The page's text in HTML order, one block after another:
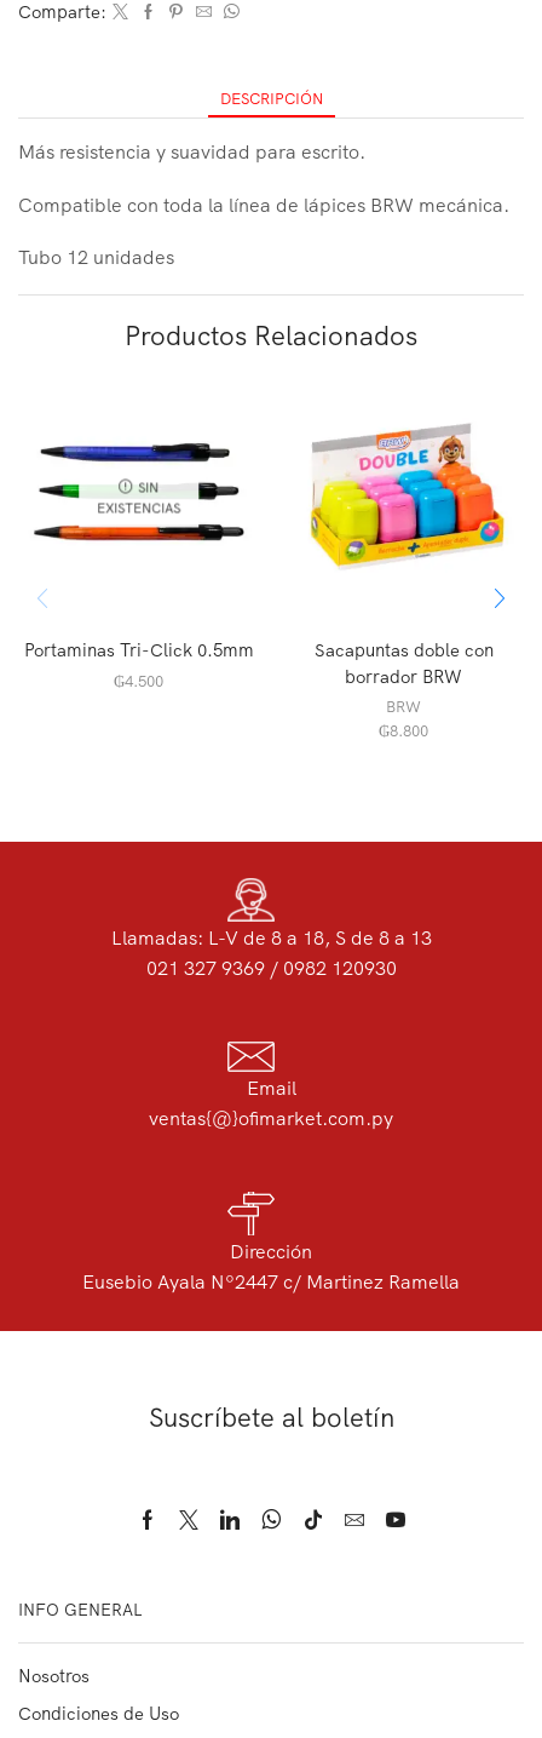
Comparte:
DESCRIPCIÓN
Más resistencia y suavidad para escrito.
Compatible con toda la línea de lápices BRW mecánica.
Tubo 12 unidades
Productos Relacionados
SIN
EXISTENCIAS
Portaminas Tri-Click 0.5mm
₲4.500
Sacapuntas doble con
borrador BRW
BRW
₲8.800
Llamadas: L-V de 8 a 18, S de 8 a 13
021 327 9369 / 0982 120930
Email
ventas{@}ofimarket.com.py
Dirección
Eusebio Ayala Nº2447 c/ Martinez Ramella
Suscríbete al boletín
INFO GENERAL
Nosotros
Condiciones de Uso